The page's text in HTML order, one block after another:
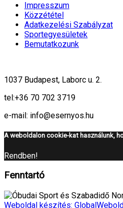
Impresszum
Közzététel
Adatkezelési Szabályzat
Sportegyesületek
Bemutatkozunk
1037 Budapest, Laborc u. 2.
tel:+36 70 702 3719
e-mail: info@esernyos.hu
A weboldalon cookie-kat használunk,
Rendben!
Fenntartó
Óbudai Sport és Szabadidő
Weboldal készítés: